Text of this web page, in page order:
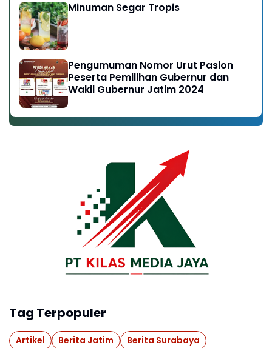
Minuman Segar Tropis
Pengumuman Nomor Urut Paslon
Peserta Pemilihan Gubernur dan
Wakil Gubernur Jatim 2024
Tag Terpopuler
Artikel Berita Jatim
Berita Surabaya